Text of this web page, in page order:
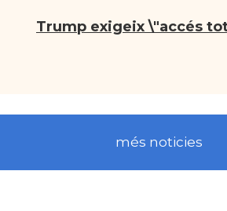
Trump exigeix \"accés
més noticies